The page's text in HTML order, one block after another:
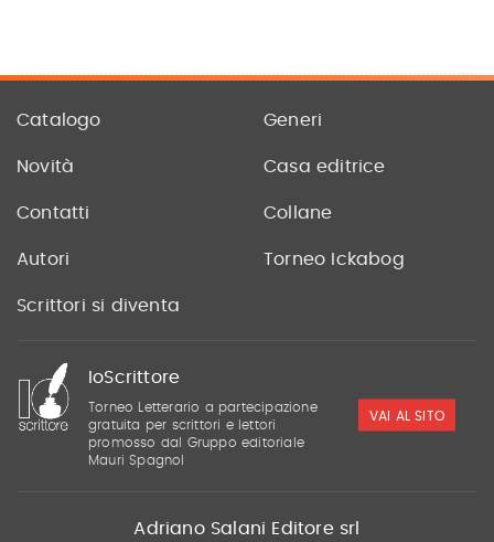
Catalogo Generi
Novità Casa editrice
Contatti Collane
Autori Torneo Ickabog
Scrittori si diventa
IoScrittore
Torneo Letterario a partecipazione
gratuita per scrittori e lettori
promosso dal Gruppo editoriale
Mauri Spagnol
VAI AL SITO
Adriano Salani Editore srl